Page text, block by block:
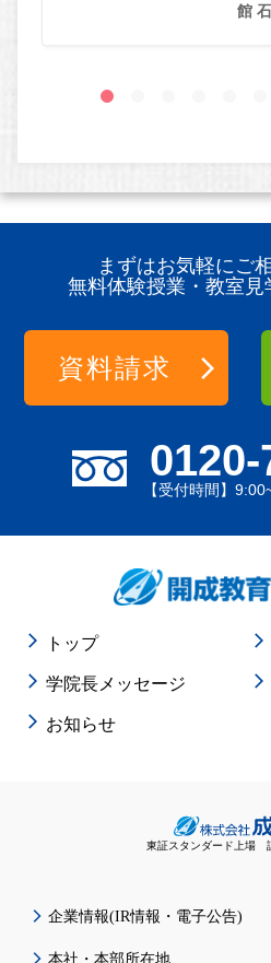
館
まずはお気軽にご
無料体験授業・教室見
【受付時間】
資料請求
トップ
学院長メッセージ
お知らせ
東証スタンダード上場
企業情報(IR情報・電子公告)
本社・本部所在地